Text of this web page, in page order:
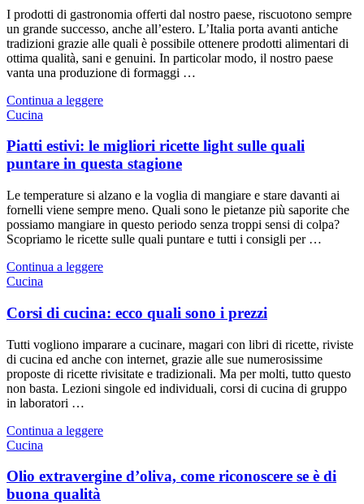
I prodotti di gastronomia offerti dal nostro paese, riscuotono sempre
un grande successo, anche all’estero. L’Italia porta avanti antiche
tradizioni grazie alle quali è possibile ottenere prodotti alimentari di
ottima qualità, sani e genuini. In particolar modo, il nostro paese
vanta una produzione di formaggi …
Continua a leggere
Cucina
Piatti estivi: le migliori ricette light sulle quali
puntare in questa stagione
Le temperature si alzano e la voglia di mangiare e stare davanti ai
fornelli viene sempre meno. Quali sono le pietanze più saporite che
possiamo mangiare in questo periodo senza troppi sensi di colpa?
Scopriamo le ricette sulle quali puntare e tutti i consigli per …
Continua a leggere
Cucina
Corsi di cucina: ecco quali sono i prezzi
Tutti vogliono imparare a cucinare, magari con libri di ricette, riviste
di cucina ed anche con internet, grazie alle sue numerosissime
proposte di ricette rivisitate e tradizionali. Ma per molti, tutto questo
non basta. Lezioni singole ed individuali, corsi di cucina di gruppo
in laboratori …
Continua a leggere
Cucina
Olio extravergine d’oliva, come riconoscere se è di
buona qualità